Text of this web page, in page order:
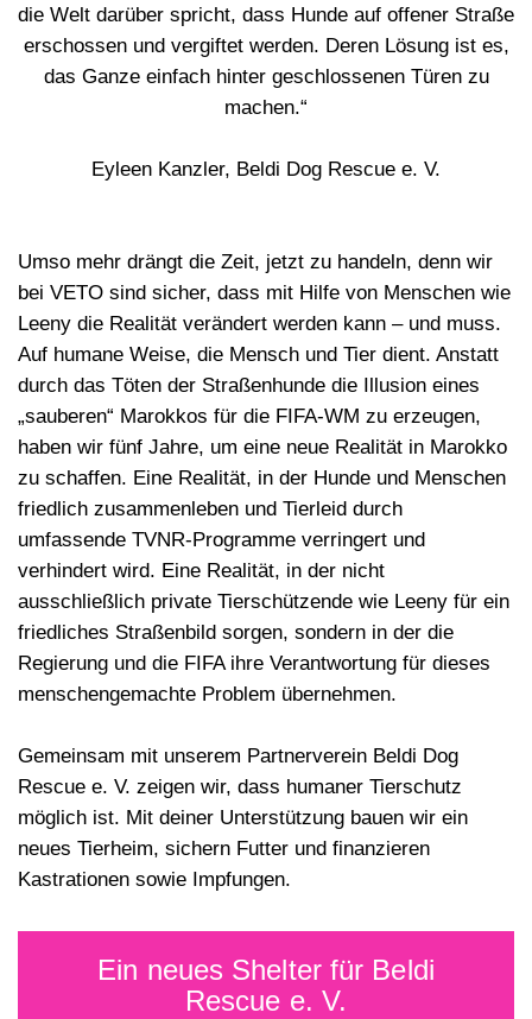
die Welt darüber spricht, dass Hunde auf offener Straße
erschossen und vergiftet werden. Deren Lösung ist es,
das Ganze einfach hinter geschlossenen Türen zu
machen.“
Eyleen Kanzler, Beldi Dog Rescue e. V.
Umso mehr drängt die Zeit, jetzt zu handeln, denn wir
bei VETO sind sicher, dass mit Hilfe von Menschen wie
Leeny die Realität verändert werden kann – und muss.
Auf humane Weise, die Mensch und Tier dient. Anstatt
durch das Töten der Straßenhunde die Illusion eines
„sauberen“ Marokkos für die FIFA-WM zu erzeugen,
haben wir fünf Jahre, um eine neue Realität in Marokko
zu schaffen. Eine Realität, in der Hunde und Menschen
friedlich zusammenleben und Tierleid durch
umfassende TVNR-Programme verringert und
verhindert wird. Eine Realität, in der nicht
ausschließlich private Tierschützende wie Leeny für ein
friedliches Straßenbild sorgen, sondern in der die
Regierung und die FIFA ihre Verantwortung für dieses
menschengemachte Problem übernehmen.
Gemeinsam mit unserem Partnerverein Beldi Dog
Rescue e. V. zeigen wir, dass humaner Tierschutz
möglich ist. Mit deiner Unterstützung bauen wir ein
neues Tierheim, sichern Futter und finanzieren
Kastrationen sowie Impfungen.
Ein neues Shelter für Beldi
Rescue e. V.